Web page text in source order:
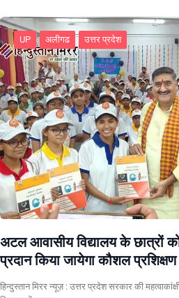
UP अलीगढ उत्तर प्रदेश
अटल आवासीय विद्यालय के छात्रों
प्रदान किया जायेगा कौशल प्रशिक्षण
हिन्दुस्तान मिरर न्यूज़ : उत्तर प्रदेश सरकार की